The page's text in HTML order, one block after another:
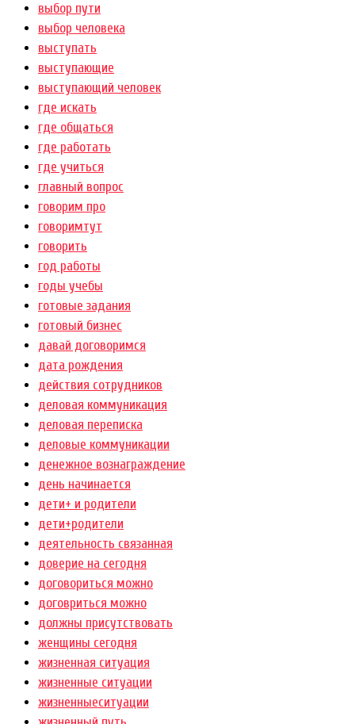
выбор пути
выбор человека
выступать
выступающие
выступающий человек
где искать
где общаться
где работать
где учиться
главный вопрос
говорим про
говоримтут
говорить
год работы
годы учебы
готовые задания
готовый бизнес
давай договоримся
дата рождения
действия сотрудников
деловая коммуникация
деловая переписка
деловые коммуникации
денежное вознаграждение
день начинается
дети+ и родители
дети+родители
деятельность связанная
доверие на сегодня
договориться можно
договриться можно
должны присутствовать
женщины сегодня
жизненная ситуация
жизненные ситуации
жизненныеситуации